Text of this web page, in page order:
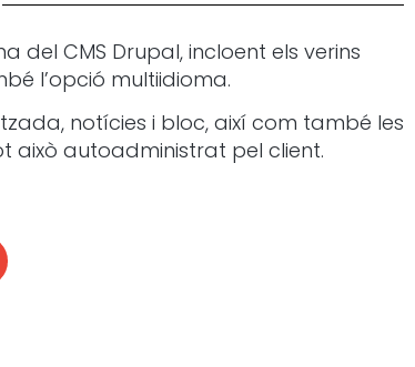
del CMS Drupal, incloent els verins
l’opció multiidioma.
notícies i bloc, així com també les
això autoadministrat pel client.